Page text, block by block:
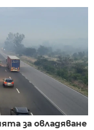
за овладяване